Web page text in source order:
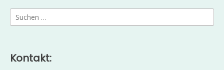
Suchen
nach:
Kontakt: